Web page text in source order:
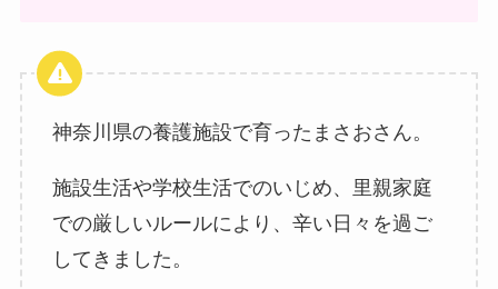
神奈川県の養護施設で育ったまさおさん。
施設生活や学校生活でのいじめ、里親家庭
での厳しいルールにより、辛い日々を過ご
してきました。